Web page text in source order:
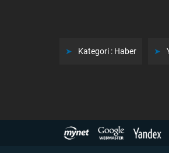
Kategori : Haber